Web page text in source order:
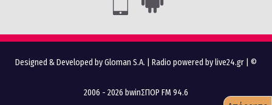
Designed & Developed by Gloman S.A. Radio powered by live24.gr | ©
2006 - 2026 bwinΣΠΟΡ FM 94.6